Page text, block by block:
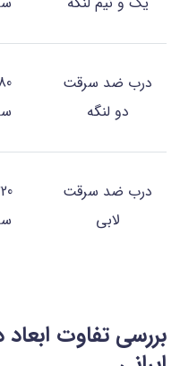
درب ضد سرقت
دو لنگه
درب ضد سرقت
لابی
بررسی تفاوت